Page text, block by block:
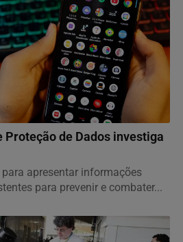
Proteção de Dados investiga
apresentar informações
para prevenir e combater...